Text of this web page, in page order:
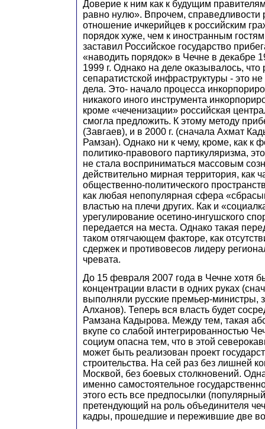
Доверие к ним как к будущим
равно нулю». Впрочем, справедливости
отношение ичкерийцев к российским
порядок хуже, чем к иностранным
заставил Российское государство
«наводить порядок» в Чечне в декабре
1999 г. Однако на деле оказывалось, что
сепаратистской инфраструктуры - это
дела. Это- начало процесса
никакого иного инструмента
кроме «чеченизации» российская
смогла предложить. К этому методу
(Завгаев), и в 2000 г. (сначала Ахмат
Рамзан). Однако ни к чему, кроме, как к
политико-правового партикуляризма,
не стала восприниматься массовым
действительно мирная территория, как
общественно-политического
как любая непопулярная сфера
властью на плечи других. Как и
урегулирование осетино-ингушского
передается на места. Однако такая
таком отягчающем факторе, как
сдержек и противовесов лидеру
чревата.
До 15 февраля 2007 года в Чечне хотя
концентрации власти в одних руках
выполняли русские премьер-министры,
Алханов). Теперь вся власть будет
Рамзана Кадырова. Между тем, такая
вкупе со слабой интегрированностью
социум опасна тем, что в этой
может быть реализован проект
строительства. На сей раз без лишней
Москвой, без боевых столкновений.
именно самостоятельное
этого есть все предпосылки
претендующий на роль объединителя
кадры, прошедшие и пережившие две